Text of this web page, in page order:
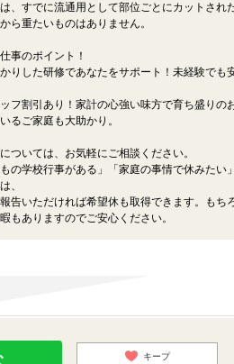
、すでに流通用として部位ごとにカットされ
ら重たいものはありません。
事のポイント！
かりした研修であなたをサポート！未経験でも
ッフ割引あり！家計の心強い味方で育ち盛りの
るご家庭も大助かり。
ついては、お気軽にご相談ください。
もの学校行事がある」「家庭の事情で休みたい
、
告いただければ希望休も取得できます。もち
もありますのでご安心ください。
キープ